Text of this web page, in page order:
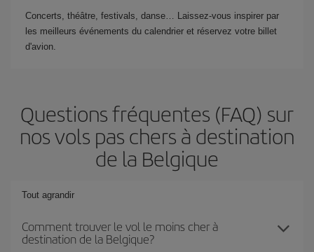
Concerts, théâtre, festivals, danse… Laissez-vous inspirer par
les meilleurs événements du calendrier et réservez votre billet
d'avion.
Questions fréquentes (FAQ) sur
nos vols pas chers à destination
de la Belgique
Tout agrandir
Comment trouver le vol le moins cher à
destination de la Belgique?